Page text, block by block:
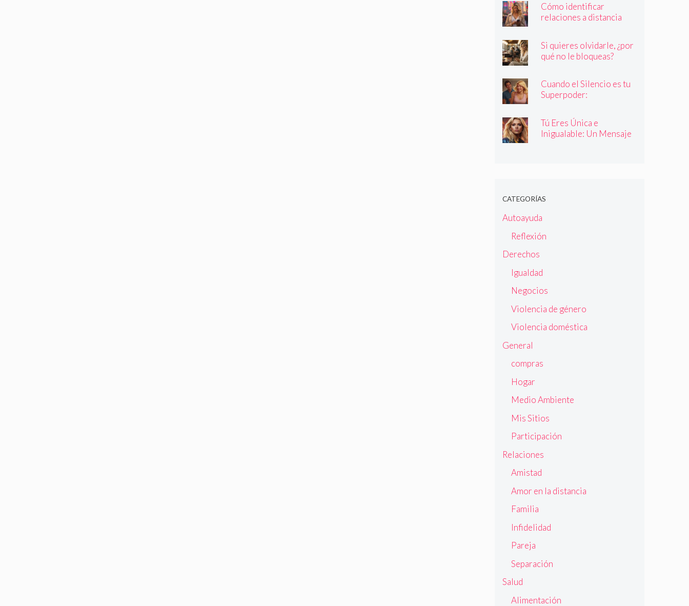
Cómo identificar
relaciones a distancia
Si quieres olvidarle, ¿por
qué no le bloqueas?
Cuando el Silencio es tu
Superpoder:
de Callar
Tú Eres Única e
Inigualable: Un Mensaje
CATEGORÍAS
Autoayuda
Reflexión
Derechos
Igualdad
Negocios
Violencia de género
Violencia doméstica
General
compras
Hogar
Medio Ambiente
Mis Sitios
Participación
Relaciones
Amistad
Amor en la distancia
Familia
Infidelidad
Pareja
Separación
Salud
Alimentación